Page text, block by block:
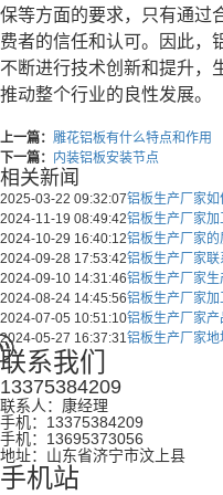
保等方面的要求，只有通过
费者的信任和认可。因此，
不断进行技术创新和提升，
推动整个行业的良性发展。
上一篇： 雕花铝板有什么特点和作用
下一篇：
内装铝板安装节点
相关新闻
2025-03-22 09:32:07铝板生产厂家如
2024-11-19 08:49:42铝板生产厂家加
2024-10-29 16:40:12铝板生产厂家的
2024-09-28 17:53:42铝板生产厂家联
2024-09-10 14:31:46铝板生产厂家生
2024-08-24 14:45:56铝板生产厂家加
2024-07-05 10:51:10铝板生产厂家产
2024-05-27 16:37:31铝板生产厂家地
联系我们
13375384209
联系人：康经理
手机：13375384209
手机：13695373056
地址：山东省济宁市汶上县
手机站